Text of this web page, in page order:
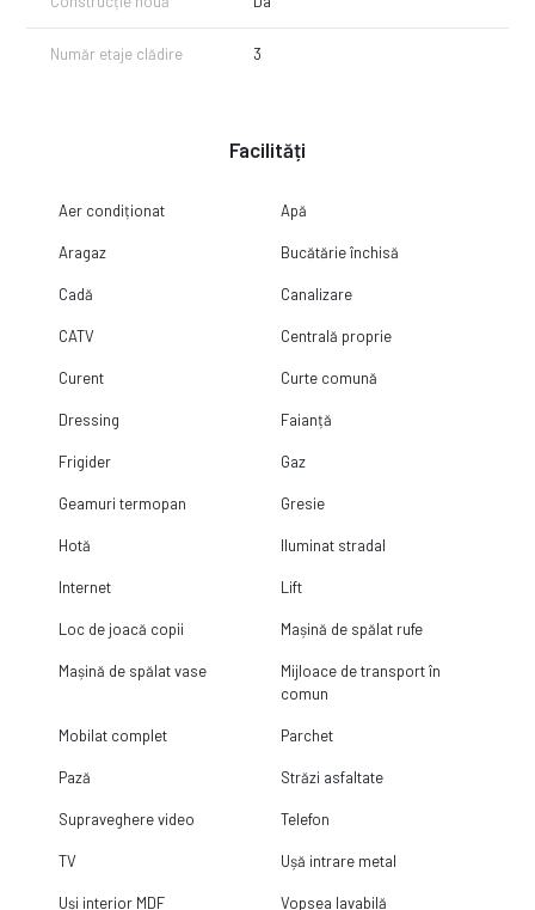
Număr etaje clădire 3
Facilități
Aer condiționat Apă
Aragaz Bucătărie închisă
Cadă Canalizare
CATV Centrală proprie
Curent Curte comună
Dressing Faianță
Frigider Gaz
Geamuri termopan Gresie
Hotă Iluminat stradal
Internet Lift
Loc de joacă copii Mașină de spălat rufe
Mașină de spălat vase
Mijloace de transport în
comun
Mobilat complet Parchet
Pază Străzi asfaltate
Supraveghere video Telefon
TV Ușă intrare metal
Uși interior MDF Vopsea lavabilă